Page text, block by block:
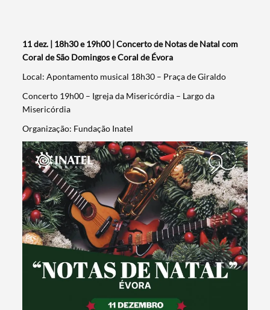
Search term
Categories
11 dez. | 18h30 e 19h00 | Concerto de Notas de Natal com
Coral de São Domingos e Coral de Évora
Local: Apontamento musical 18h30 – Praça de Giraldo
Concerto 19h00 – Igreja da Misericórdia – Largo da
Misericórdia
Organização: Fundação Inatel